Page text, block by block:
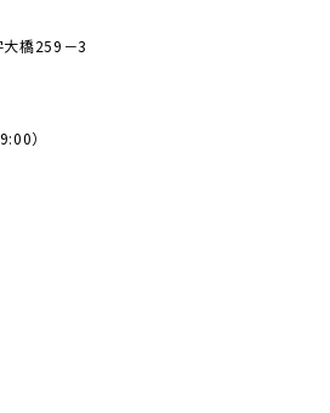
橋259－3
）